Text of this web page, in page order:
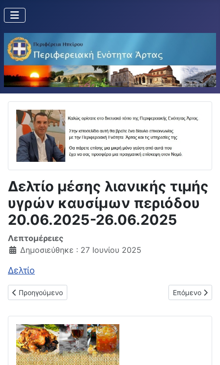
Δελτίο μέσης λιανικής τιμής
υγρών καυσίμων περιόδου
20.06.2025-26.06.2025
Λεπτομέρειες
Δημοσιεύθηκε : 27 Ιουνίου 2025
Δελτίο
Προηγούμενο άρθρο: Δελτίο μέσης λιανικής τιμής υγρών
Προηγούμενο Επόμενο
Επόμενο